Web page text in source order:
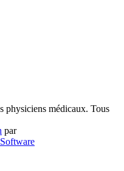
physiciens médicaux. Tous
par